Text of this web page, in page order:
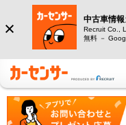
中古車情
Recruit Co.,
無料 －